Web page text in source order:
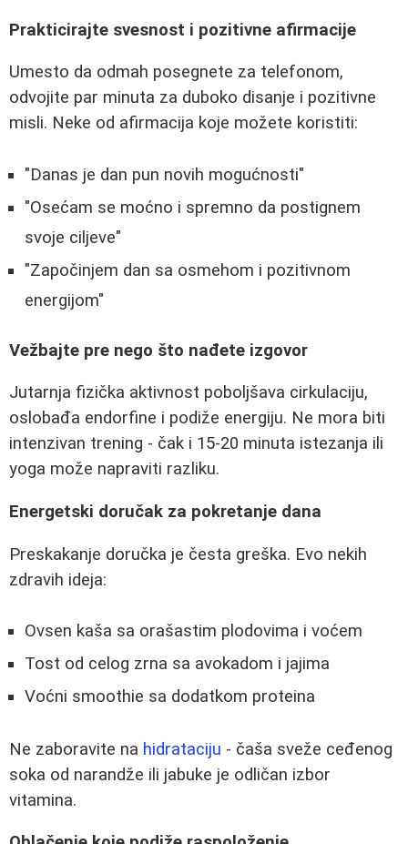
Prakticirajte svesnost i pozitivne afirmacije
Umesto da odmah posegnete za telefonom,
odvojite par minuta za duboko disanje i pozitivne
misli. Neke od afirmacija koje možete koristiti:
"Danas je dan pun novih mogućnosti"
"Osećam se moćno i spremno da postignem
svoje ciljeve"
"Započinjem dan sa osmehom i pozitivnom
energijom"
Vežbajte pre nego što nađete izgovor
Jutarnja fizička aktivnost poboljšava cirkulaciju,
oslobađa endorfine i podiže energiju. Ne mora biti
intenzivan trening - čak i 15-20 minuta istezanja ili
yoga može napraviti razliku.
Energetski doručak za pokretanje dana
Preskakanje doručka je česta greška. Evo nekih
zdravih ideja:
Ovsen kaša sa orašastim plodovima i voćem
Tost od celog zrna sa avokadom i jajima
Voćni smoothie sa dodatkom proteina
Ne zaboravite na hidrataciju - čaša sveže ceđenog
soka od narandže ili jabuke je odličan izbor
vitamina.